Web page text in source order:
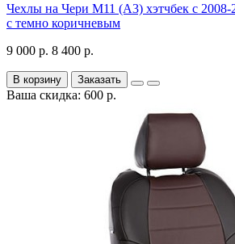
Чехлы на Чери М11 (А3) хэтчбек с 2008-
с темно коричневым
9 000 р. 8 400 р.
В корзину Заказать
Ваша скидка: 600 р.